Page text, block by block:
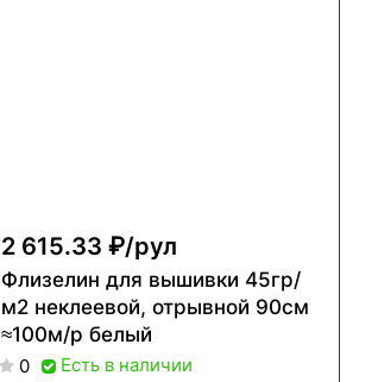
2 615.33 ₽/рул
Флизелин для вышивки 45гр/
м2 неклеевой, отрывной 90см
≈100м/р белый
0 Есть в наличии